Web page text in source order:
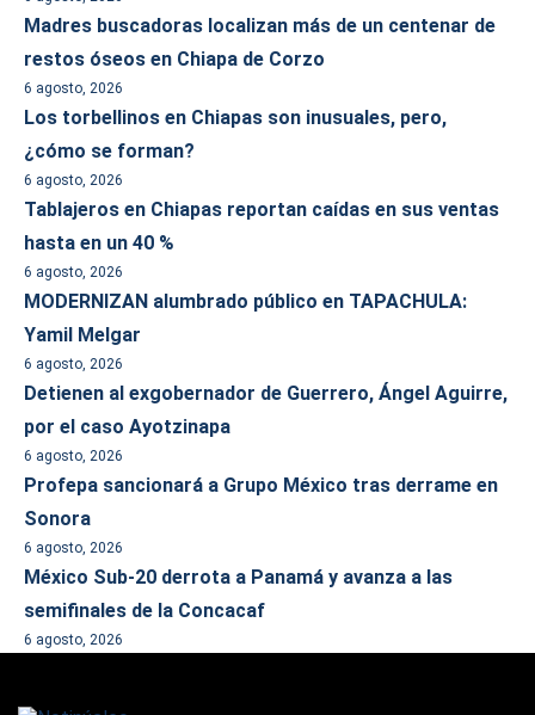
Madres buscadoras localizan más de un centenar de
restos óseos en Chiapa de Corzo
6 agosto, 2026
Los torbellinos en Chiapas son inusuales, pero,
¿cómo se forman?
6 agosto, 2026
Tablajeros en Chiapas reportan caídas en sus ventas
hasta en un 40 %
6 agosto, 2026
MODERNIZAN alumbrado público en TAPACHULA:
Yamil Melgar
6 agosto, 2026
Detienen al exgobernador de Guerrero, Ángel Aguirre,
por el caso Ayotzinapa
6 agosto, 2026
Profepa sancionará a Grupo México tras derrame en
Sonora
6 agosto, 2026
México Sub-20 derrota a Panamá y avanza a las
semifinales de la Concacaf
6 agosto, 2026